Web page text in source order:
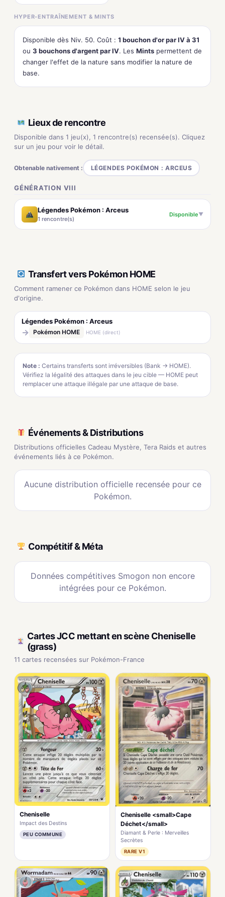
HYPER-ENTRAÎNEMENT & MINTS
Disponible dès Niv. 50. Coût : 1 bouchon d'or par IV à 31
ou 3 bouchons d'argent par IV. Les Mints permettent de
changer l'effet de la nature sans modifier la nature de
base.
Lieux de rencontre
Disponible dans 1 jeu(x), 1 rencontre(s) recensée(s). Cliquez
sur un jeu pour voir le détail.
Obtenable nativement : LÉGENDES POKÉMON : ARCEUS
GÉNÉRATION VIII
Légendes Pokémon : Arceus
1 rencontre(s)
Disponible▼
Transfert vers Pokémon HOME
Comment ramener ce Pokémon dans HOME selon le jeu
d'origine.
Légendes Pokémon : Arceus
→ Pokémon HOME HOME (direct)
Note : Certains transferts sont irréversibles (Bank → HOME).
Vérifiez la légalité des attaques dans le jeu cible — HOME peut
remplacer une attaque illégale par une attaque de base.
Événements & Distributions
Distributions officielles Cadeau Mystère, Tera Raids et autres
événements liés à ce Pokémon.
Aucune distribution officielle recensée pour ce
Pokémon.
Compétitif & Méta
Données compétitives Smogon non encore
intégrées pour ce Pokémon.
Cartes JCC mettant en scène Cheniselle
(grass)
11 cartes recensées sur Pokémon-France
Cheniselle
Impact des Destins
PEU COMMUNE
Cheniselle <small>Cape
Déchet</small>
Diamant & Perle : Merveilles
Secrètes
RARE V1